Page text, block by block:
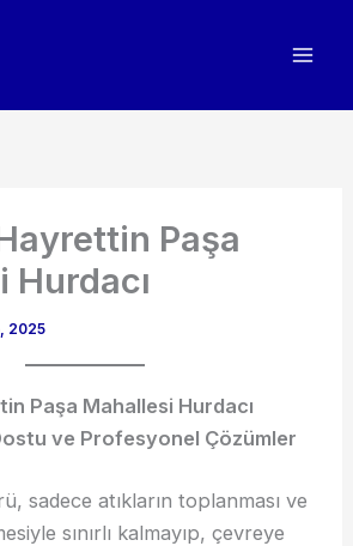
Paşa
Hurdacı
2025
Paşa Mahallesi Hurdacı
ve Profesyonel Çözümler
sadece atıkların toplanması ve
sınırlı kalmayıp, çevreye